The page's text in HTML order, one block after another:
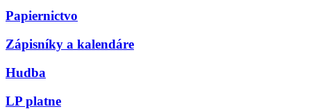
Papiernictvo
Zápisníky a kalendáre
Hudba
LP platne